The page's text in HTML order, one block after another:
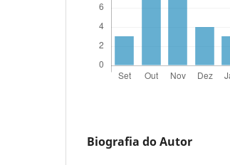
Biografia do Autor